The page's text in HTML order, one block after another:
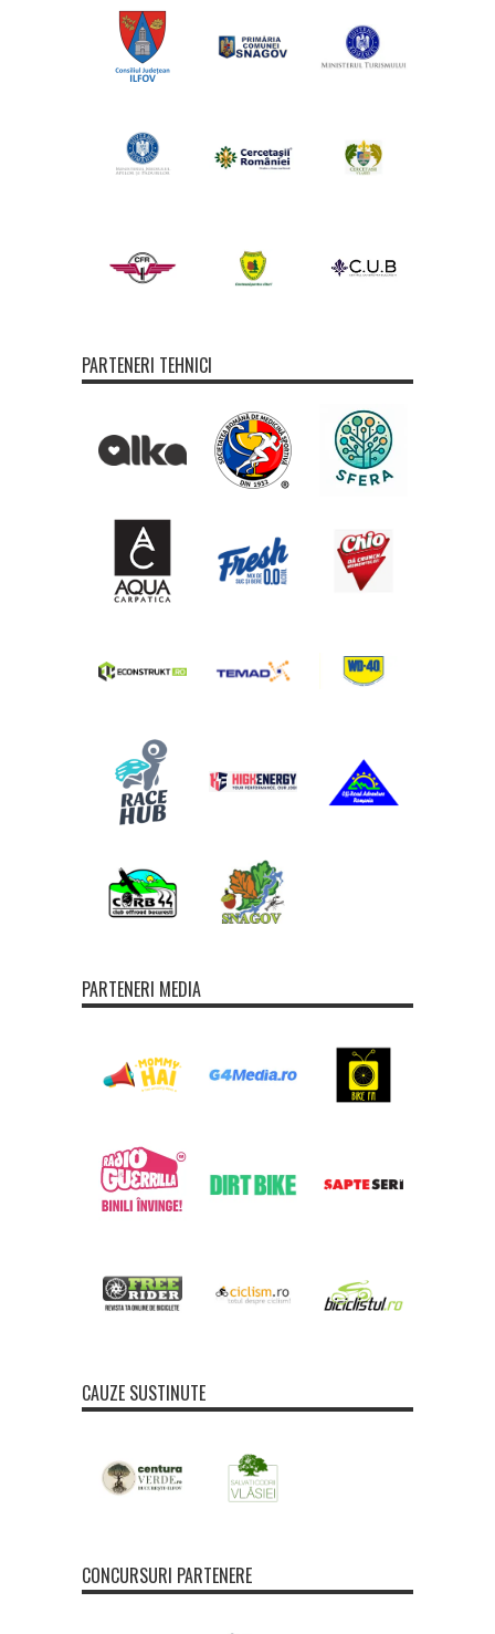
PARTENERI TEHNICI
PARTENERI MEDIA
CAUZE SUSTINUTE
CONCURSURI PARTENERE